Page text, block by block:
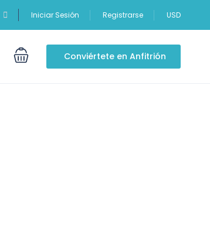
Iniciar Sesión Registrarse USD
Conviértete en Anfitrión